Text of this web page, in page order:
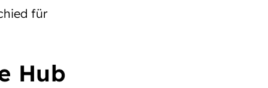
für
Hub